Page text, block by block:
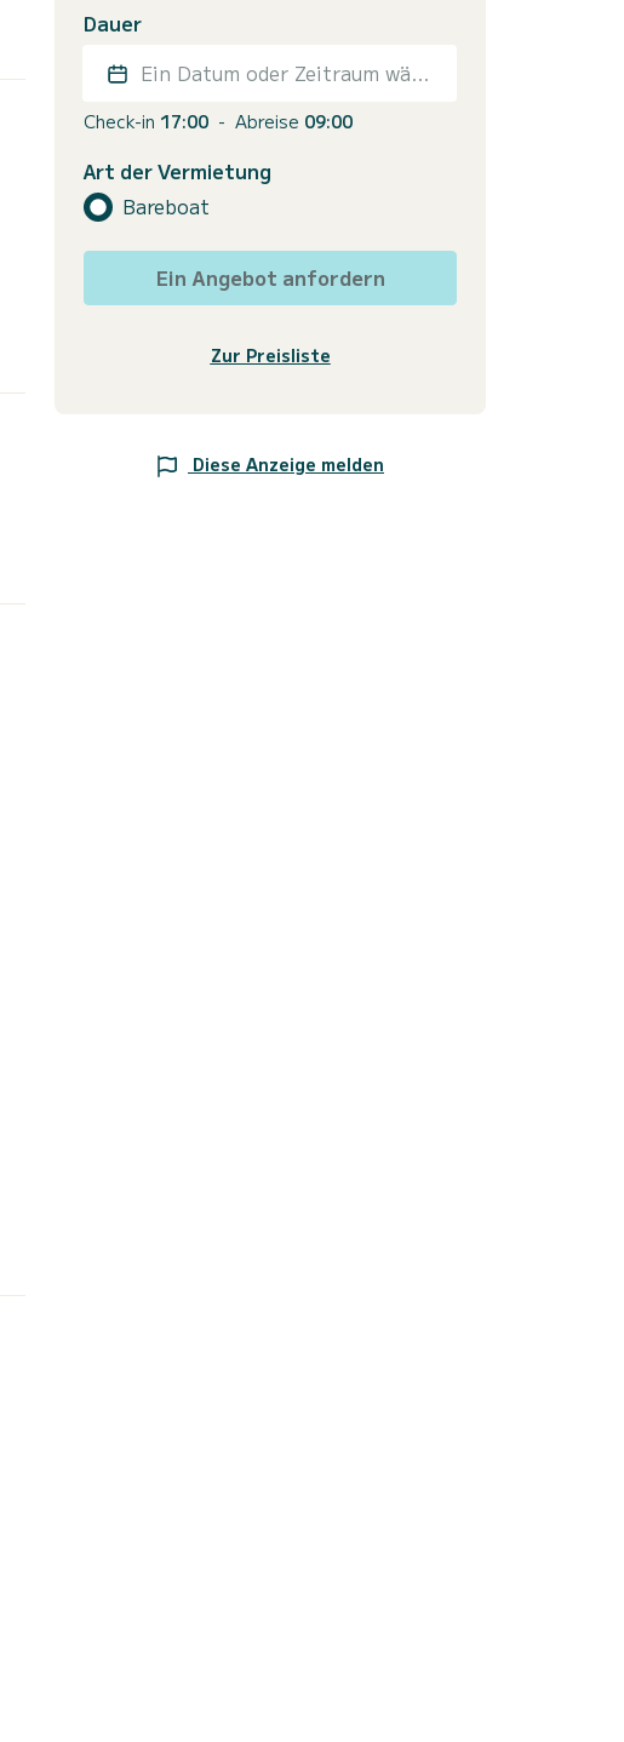
Dauer
Ein Datum oder Zeitraum wählen
Check-in 17:00 - Abreise 09:00
Art der Vermietung
Bareboat
Ein Angebot anfordern
Zur Preisliste
Diese Anzeige melden